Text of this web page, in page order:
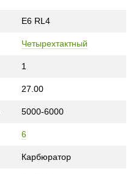
E6 RL4
Четырехтактный
1
27.00
5000-6000
6
Карбюратор